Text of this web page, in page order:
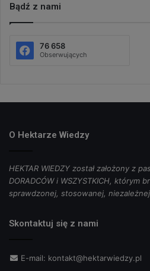
Bądź z nami
76 658
Obserwujących
O Hektarze Wiedzy
HEKTAR WIEDZY został założony z
DORADCÓW i WSZYSTKICH, którym
sprawdzonej, stosowanej,
Skontaktuj się z nami
E-mail: kontakt@hektarwiedzy.pl